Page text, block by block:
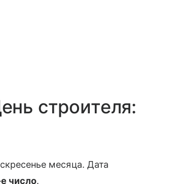
строителя:
месяца. Дата
число.